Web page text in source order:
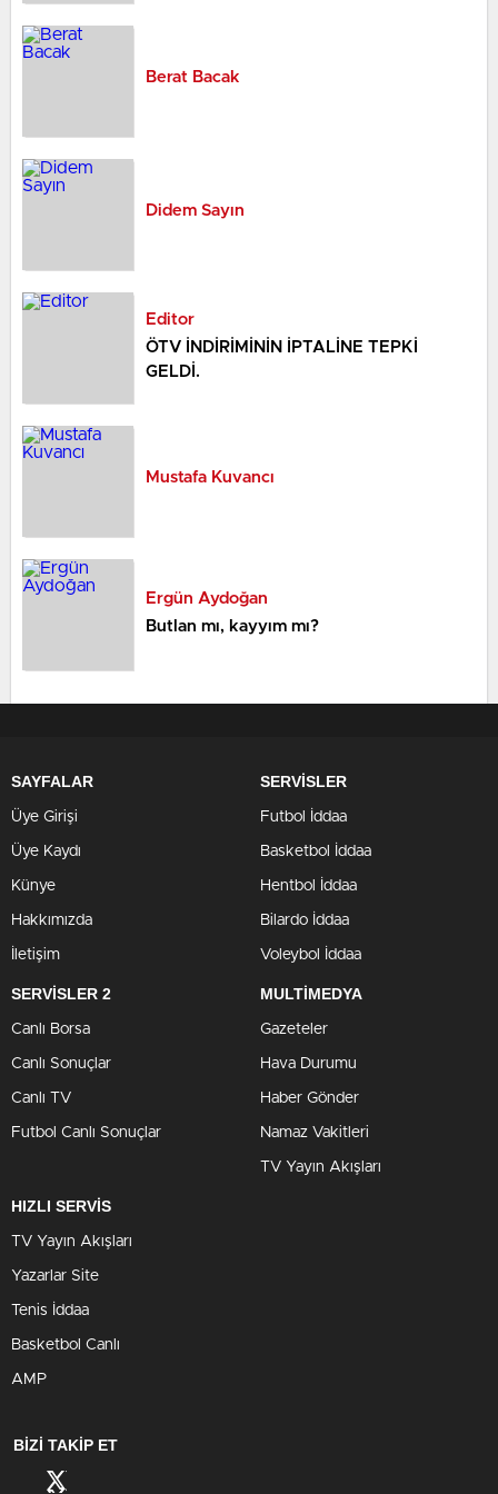
Berat Bacak
Didem Sayın
Editor
ÖTV İNDİRİMİNİN İPTALİNE TEPKİ
GELDİ.
Mustafa Kuvancı
Ergün Aydoğan
Butlan mı, kayyım mı?
duraksamanın dahi söz konusu olmadığını belirtiyor.
Her yıl binlerce yerli ve yabancı turisti ağırlayan Troya,
dünya tarihine ışık tutmaya devam ediyor.
SAYFALAR
Üye Girişi
Üye Kaydı
Künye
Hakkımızda
İletişim
SERVİSLER
Futbol İddaa
Basketbol İddaa
Hentbol İddaa
Bilardo İddaa
Voleybol İddaa
SERVİSLER 2
Canlı Borsa
Canlı Sonuçlar
Canlı TV
Futbol Canlı Sonuçlar
MULTİMEDYA
Gazeteler
Hava Durumu
Haber Gönder
Namaz Vakitleri
TV Yayın Akışları
HIZLI SERVİS
TV Yayın Akışları
Yazarlar Site
Tenis İddaa
Basketbol Canlı
AMP
BİZİ TAKİP ET